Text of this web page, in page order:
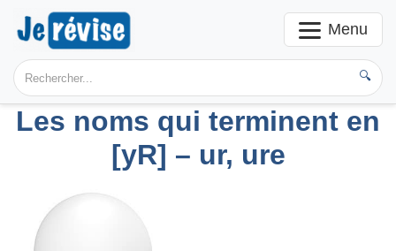
Menu
🔍
Les noms qui terminent en
[yR] – ur, ure